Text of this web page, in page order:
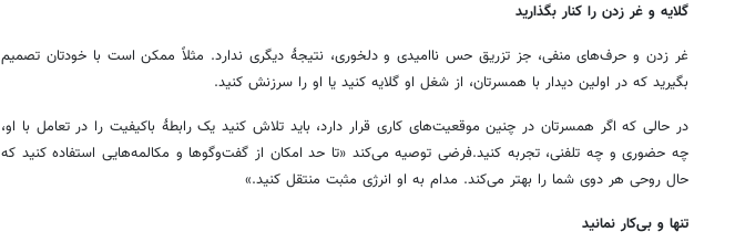
گلایه و غر زدن را کنار بگذارید
غر زدن و حرف‌های منفی، جز تزریق حس ناامیدی و دلخوری، نتیجهٔ دیگری ندارد. مثلاً ممکن است با خودتان تصمیم
بگیرید که در اولین دیدار با همسرتان، از شغل او گلایه کنید یا او را سرزنش کنید.
در حالی که اگر همسرتان در چنین موقعیت‌های کاری قرار دارد، باید تلاش کنید یک رابطهٔ باکیفیت را در تعامل با او،
چه حضوری و چه تلفنی، تجربه کنید.فرضی توصیه می‌کند «تا حد امکان از گفت‌وگوها و مکالمه‌هایی استفاده کنید که
حال روحی هر دوی شما را بهتر می‌کند. مدام به او انرژی مثبت منتقل کنید.»
تنها و بی‌کار نمانید